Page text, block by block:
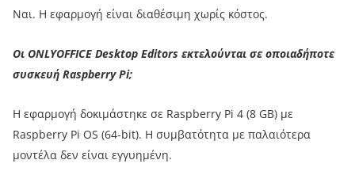
Ναι. Η εφαρμογή είναι διαθέσιμη χωρίς κόστος.
Οι ONLYOFFICE Desktop Editors εκτελούνται σε οποιαδήποτε
συσκευή Raspberry Pi;
Η εφαρμογή δοκιμάστηκε σε Raspberry Pi 4 (8 GB) με
Raspberry Pi OS (64-bit). Η συμβατότητα με παλαιότερα
μοντέλα δεν είναι εγγυημένη.